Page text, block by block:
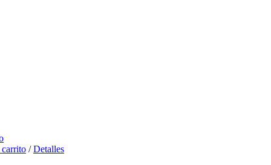
/ Detalles